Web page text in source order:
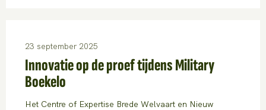
23 september 2025
Innovatie op de proef tijdens Military
Boekelo
Het Centre of Expertise Brede Welvaart en Nieuw